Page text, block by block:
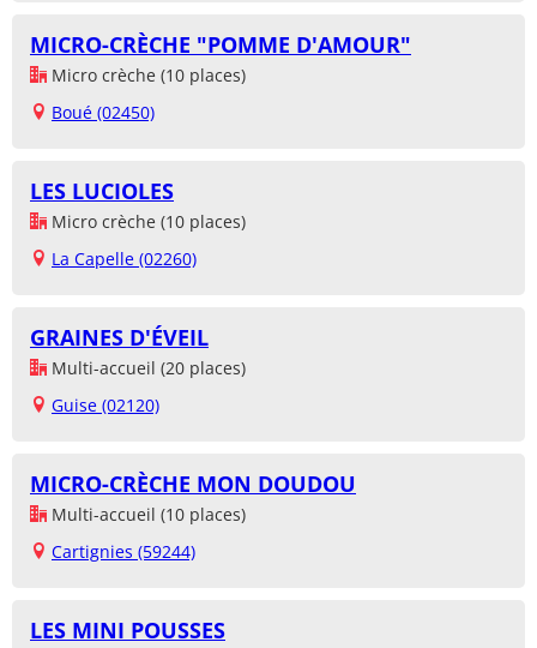
MICRO-CRÈCHE "POMME D'AMOUR"
Micro crèche (10 places)
Boué (02450)
LES LUCIOLES
Micro crèche (10 places)
La Capelle (02260)
GRAINES D'ÉVEIL
Multi-accueil (20 places)
Guise (02120)
MICRO-CRÈCHE MON DOUDOU
Multi-accueil (10 places)
Cartignies (59244)
LES MINI POUSSES